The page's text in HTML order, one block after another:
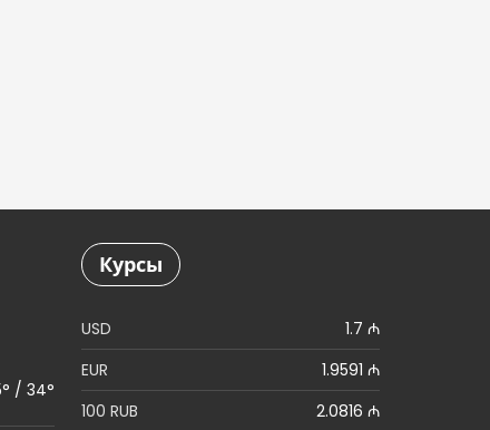
/ 34°
Курсы
USD
1.7 ₼
EUR
1.9591 ₼
100 RUB
2.0816 ₼